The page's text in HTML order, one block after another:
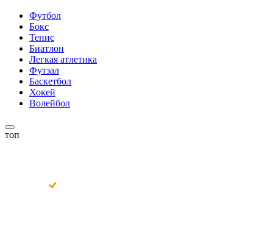
Футбол
Бокс
Тенис
Биатлон
Легкая атлетика
Футзал
Баскетбол
Хокей
Волейбол
топ